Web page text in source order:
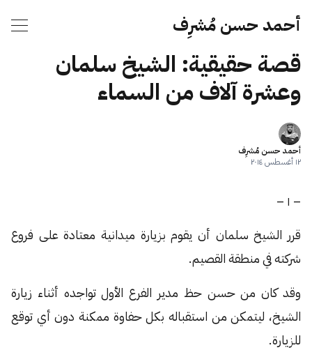
أحمد حسن مُشرِف
قصة حقيقية: الشيخ سلمان
وعشرة آلاف من السماء
أحمد حسن مُشرِف
١٢ أغسطس ٢٠١٤
– ١ –
قرر الشيخ سلمان أن يقوم بزيارة ميدانية معتادة على فروع
شركته في منطقة القصيم.
وقد كان من حسن حظ مدير الفرع الأول تواجده أثناء زيارة
الشيخ، ليتمكن من استقباله بكل حفاوة ممكنة دون أي توقع
للزيارة.